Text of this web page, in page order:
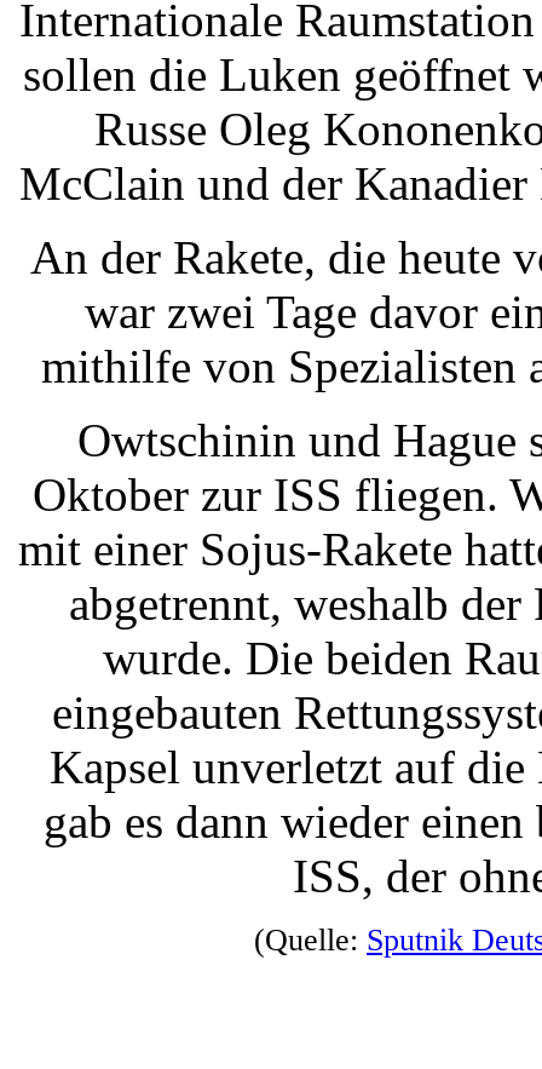
Internationale
sollen die Luken geöffnet
Russe Oleg
McClain und der Kanadier
An der Rakete, die heute
war zwei Tage davor
mithilfe von Spezialisten
Owtschinin und Hague
Oktober zur ISS fliegen.
mit einer Sojus-Rakete
abgetrennt, weshalb
wurde. Die beiden
eingebauten
Kapsel unverletzt auf
gab es dann wieder
ISS, der
(Quelle: Sputnik